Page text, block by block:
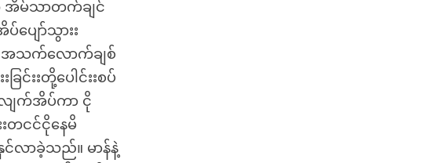
အိမ်သာတက်ချင်
ျော်သွားး
အသက်လောက်ချစ်
င်းးတို့ပေါင်းးစပ်
လျက်အိပ်ကာ ငို
တငင်ငိုနေမိ
င်လာခဲ့သည်။ မာန်နဲ့